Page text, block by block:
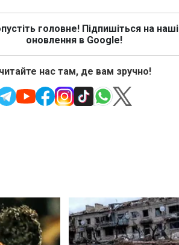
головне! Підпишіться на наші
оновлення в Google!
нас там, де вам зручно!